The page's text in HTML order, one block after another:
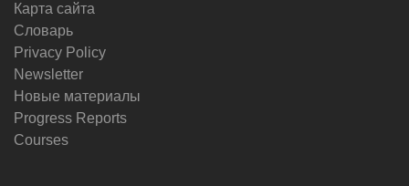
Карта сайта
Словарь
Privacy Policy
Newsletter
Новые материалы
Progress Reports
Courses